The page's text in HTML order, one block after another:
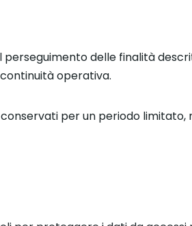
delle finalità
operativa.
per un periodo